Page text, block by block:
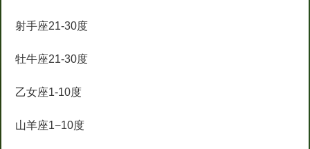
射手座21-30度
牡牛座21-30度
乙女座1-10度
山羊座1−10度